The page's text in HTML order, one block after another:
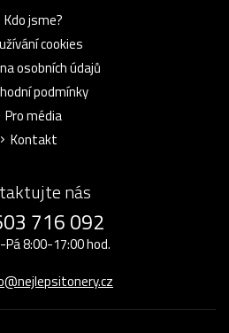
Kdo jsme?
cookies
osobních údajů
podmínky
Pro média
Kontakt
nás
716 092
Pá 8:00-17:00 hod.